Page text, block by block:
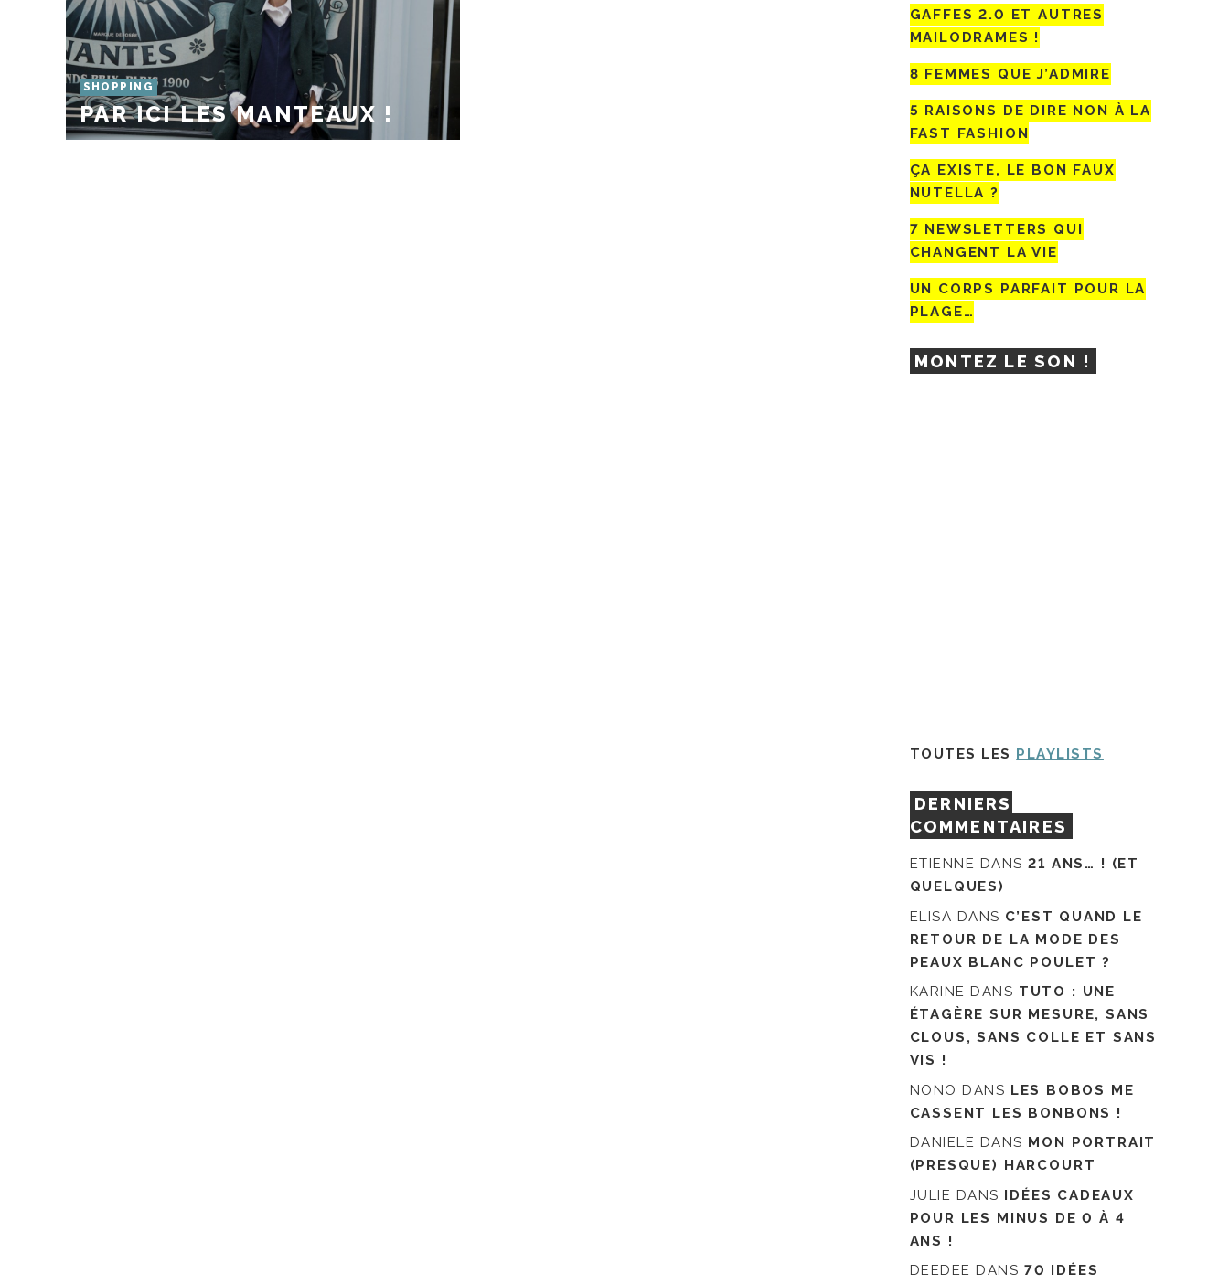
SHOPPING
PAR ICI LES MANTEAUX !
GAFFES 2.0 ET AUTRES
MAILODRAMES !
8 FEMMES QUE J’ADMIRE
5 RAISONS DE DIRE NON À LA
FAST FASHION
ÇA EXISTE, LE BON FAUX
NUTELLA ?
7 NEWSLETTERS QUI
CHANGENT LA VIE
UN CORPS PARFAIT POUR LA
PLAGE…
MONTEZ LE SON !
TOUTES LES PLAYLISTS
DERNIERS
COMMENTAIRES
ETIENNE DANS21 ANS… ! (ET
QUELQUES)
ELISA DANS C’EST QUAND LE
RETOUR DE LA MODE DES
PEAUX BLANC POULET ?
KARINE DANS TUTO : UNE
ÉTAGÈRE SUR MESURE, SANS
CLOUS, SANS COLLE ET SANS
VIS !
NONO DANS LES BOBOS ME
CASSENT LES BONBONS !
DANIELE DANS MON PORTRAIT
(PRESQUE) HARCOURT
JULIE DANS IDÉES CADEAUX
POUR LES MINUS DE 0 À 4
ANS !
DEEDEE DANS 70 IDÉES